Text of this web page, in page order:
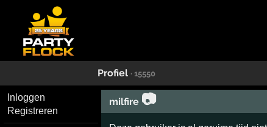
Profiel · 15550
Inloggen
Registreren
milfire 📷